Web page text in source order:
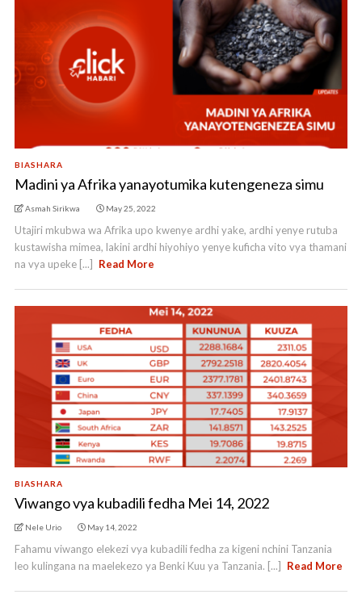
BIASHARA
Madini ya Afrika yanayotumika kutengeneza simu
Asmah Sirikwa May 25, 2022
Utajiri mkubwa wa Afrika upo kwenye ardhi yake, ardhi yenye rutuba
kustawisha mimea, lakini ardhi hiyohiyo yenye kuficha vito vya thamani
na vya upeke [...]
Read More
BIASHARA
Viwango vya kubadili fedha Mei 14, 2022
Nele Urio May 14, 2022
Fahamu viwango elekezi vya kubadili fedha za kigeni nchini Tanzania
leo kulingana na maelekezo ya Benki Kuu ya Tanzania. [...]
Read More